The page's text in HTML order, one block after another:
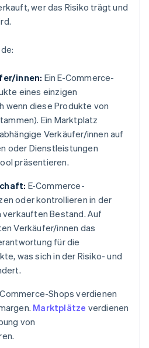
wer das Risiko trägt und
innen: Ein E-Commerce-
eines einzigen
wenn diese Produkte von
Ein Marktplatz
Verkäufer/innen auf
oder Dienstleistungen
präsentieren.
E-Commerce-
oder kontrollieren in der
verkauften Bestand. Auf
Verkäufer/innen das
für die
was sich in der Risiko- und
Shops verdienen
Marktplätze verdienen
von